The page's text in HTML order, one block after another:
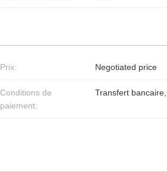
Prix: Negotiated price
Conditions de
paiement:
Transfert